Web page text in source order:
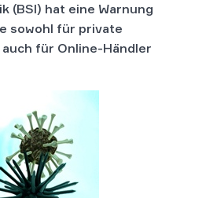
(BSI) hat eine Warnung
sowohl für private
für Online-Händler